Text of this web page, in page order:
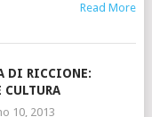
Read More
DI RICCIONE:
CULTURA
10, 2013